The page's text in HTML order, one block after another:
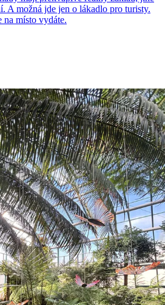
A možná jde jen o lákadlo pro turisty.
na místo vydáte.